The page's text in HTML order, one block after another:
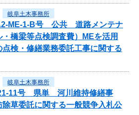
岐阜土木事務所
ME-1-B号 公共 道路メンテナ
橋梁等点検調査費）MEを活用
点検・修繕業務委託工事に関する
岐阜土木事務所
11号 県単 河川維持修繕事
草委託に関する一般競争入札公